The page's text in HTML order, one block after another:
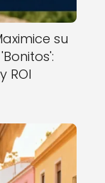
su
ROI